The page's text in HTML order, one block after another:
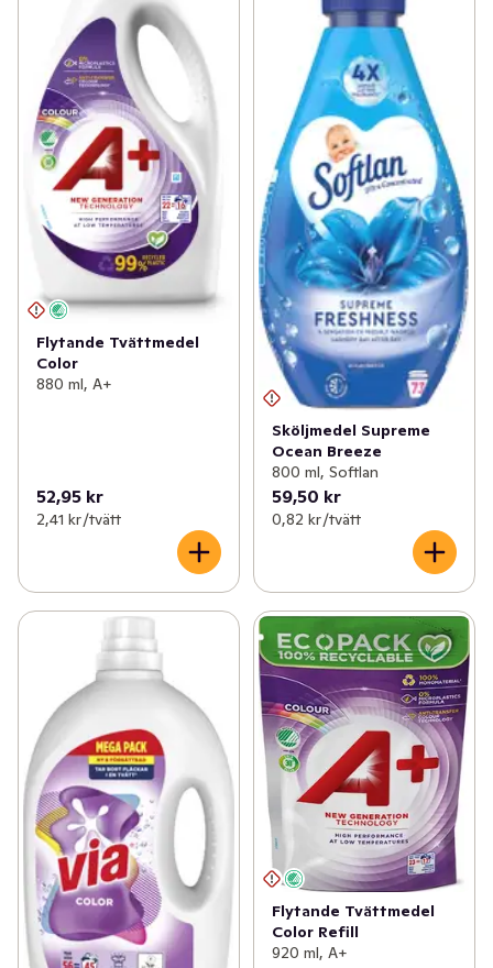
Flytande Tvättmedel
Color
880 ml, A+
52,95 kr
2,41 kr /tvätt
Sköljmedel Supreme
Ocean Breeze
800 ml, Softlan
59,50 kr
0,82 kr /tvätt
Flytande Tvättmedel
Color Refill
920 ml, A+